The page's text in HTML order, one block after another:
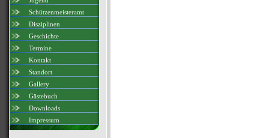
Schützenmeisteramt
Disziplinen
Geschichte
Termine
Kontakt
Standort
Gallery
Gästebuch
Downloads
Impressum